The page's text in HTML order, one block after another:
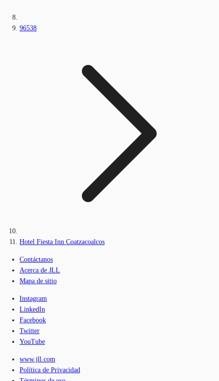
96538
Hotel Fiesta Inn Coatzacoalcos
Contáctanos
Acerca de JLL
Mapa de sitio
Instagram
LinkedIn
Facebook
Twitter
YouTube
www.jll.com
Política de Privacidad